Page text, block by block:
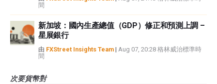
間
新加坡：國內生產總值（GDP）修正和預測上調 –
星展銀行
由 FXStreet Insights Team | Aug 07, 20:28 格林威治標準時
間
次要貨幣對